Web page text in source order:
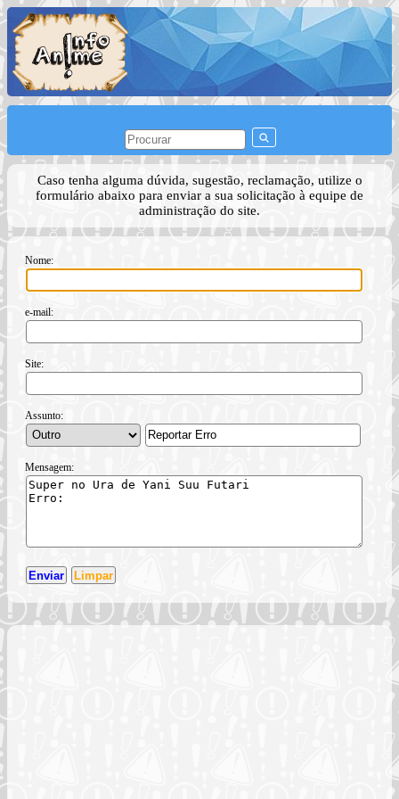
Caso tenha alguma dúvida, sugestão, reclamação, utilize o
formulário abaixo para enviar a sua solicitação à equipe de
administração do site.
Nome:
e-mail:
Site:
Assunto:
Mensagem: